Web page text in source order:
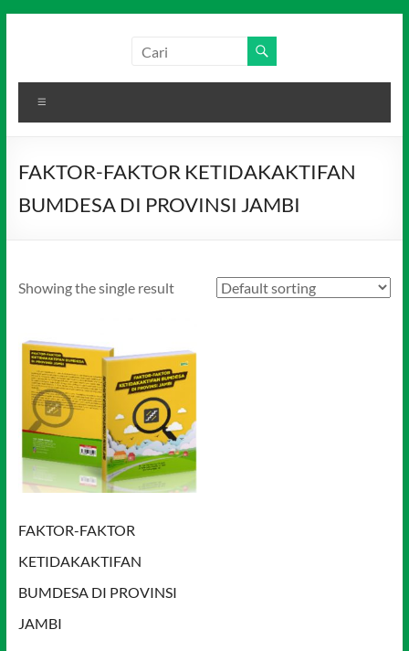
Media
Indonesia
FAKTOR-FAKTOR KETIDAKAKTIFAN
BUMDESA DI PROVINSI JAMBI
Showing the single result
FAKTOR-FAKTOR
KETIDAKAKTIFAN
BUMDESA DI PROVINSI
JAMBI